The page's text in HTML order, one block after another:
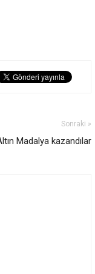
Sonraki »
Madalya kazandılar